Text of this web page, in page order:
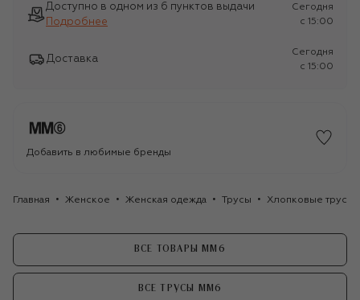
Доступно в одном из 6 пунктов выдачи
Подробнее
Сегодня
c 15:00
Доставка
Сегодня
c 15:00
Добавить в любимые бренды
Главная Женское Женская одежда Трусы Хлопковые
ВСЕ ТОВАРЫ MM6
ВСЕ ТРУСЫ MM6